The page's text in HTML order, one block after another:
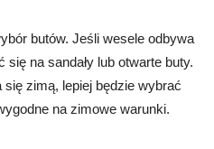
butów. Jeśli wesele odbywa
na sandały lub otwarte buty.
zimą, lepiej będzie wybrać
na zimowe warunki.